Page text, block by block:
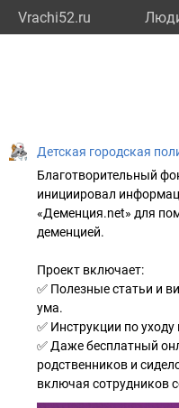
Vrachi52.ru
Детская городская
Благотворительный
инициировал
«Деменция.net» для
деменцией.
Проект включает:
✅ Полезные статьи и
ума.
✅ Инструкции по
✅ Даже бесплатный
родственников и
включая сотрудников